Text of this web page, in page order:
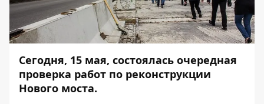
Сегодня, 15 мая, состоялась очередная
проверка работ по реконструкции
Нового моста.